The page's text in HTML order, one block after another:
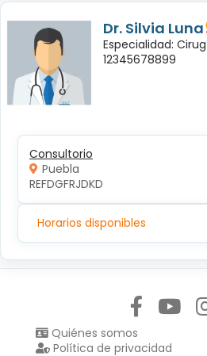
Dr. Silvia Luna
Especialidad:
12345678899
Consultorio
Puebla
REFDGFRJDKD
Horarios disponibles
Quiénes somos
Política de privacidad